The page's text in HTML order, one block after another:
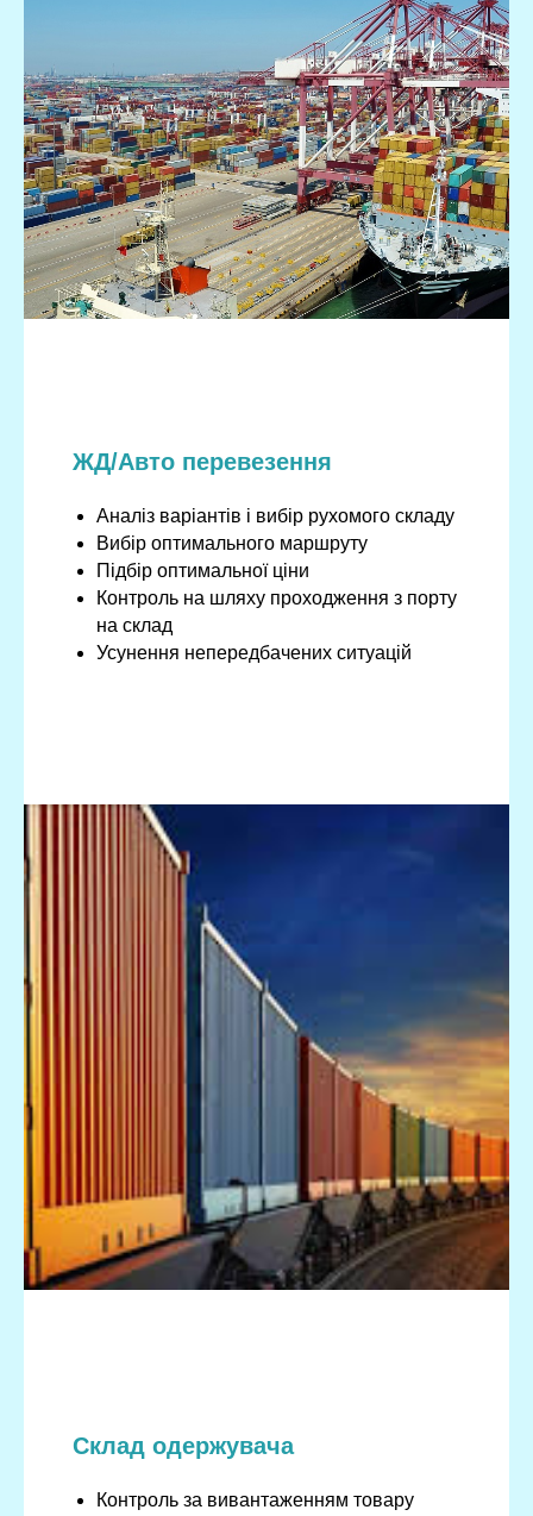
ЖД/Авто перевезення
Аналіз варіантів і вибір рухомого складу
Вибір оптимального маршруту
Підбір оптимальної ціни
Контроль на шляху проходження з порту
на склад
Усунення непередбачених ситуацій
Склад одержувача
Контроль за вивантаженням товару